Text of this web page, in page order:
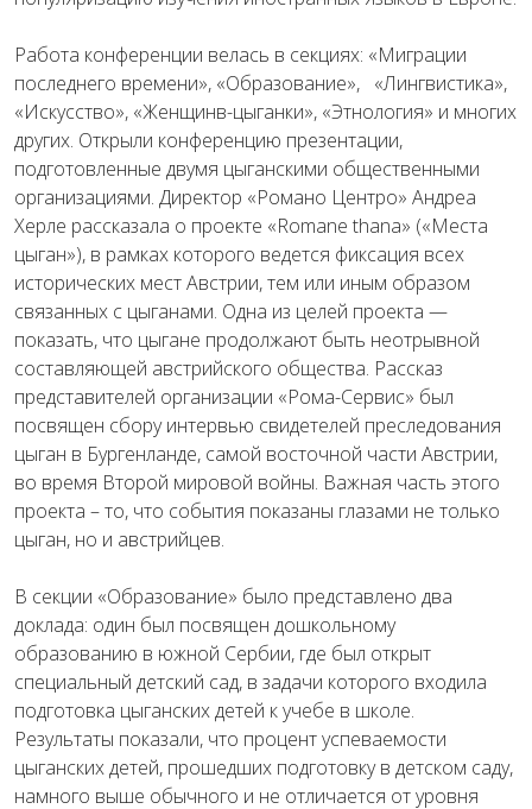
Работа конференции велась в секциях: «Миграции
последнего времени», «Образование», «Лингвистика»,
«Искусство», «Женщинв-цыганки», «Этнология» и многих
других. Открыли конференцию презентации,
подготовленные двумя цыганскими общественными
организациями. Директор «Романо Центро» Андреа
Херле рассказала о проекте «Romane thana» («Места
цыган»), в рамках которого ведется фиксация всех
исторических мест Австрии, тем или иным образом
связанных с цыганами. Одна из целей проекта —
показать, что цыгане продолжают быть неотрывной
составляющей австрийского общества. Рассказ
представителей организации «Рома-Сервис» был
посвящен сбору интервью свидетелей преследования
цыган в Бургенланде, самой восточной части Австрии,
во время Второй мировой войны. Важная часть этого
проекта – то, что события показаны глазами не только
цыган, но и австрийцев.
В секции «Образование» было представлено два
доклада: один был посвящен дошкольному
образованию в южной Сербии, где был открыт
специальный детский сад, в задачи которого входила
подготовка цыганских детей к учебе в школе.
Результаты показали, что процент успеваемости
цыганских детей, прошедших подготовку в детском саду,
намного выше обычного и не отличается от уровня